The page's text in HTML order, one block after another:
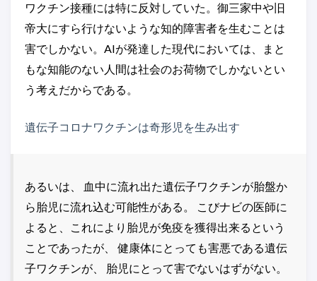
ワクチン接種には特に反対していた。御三家中や旧
帝大にすら行けないような知的障害者を生むことは
害でしかない。AIが発達した現代においては、まと
もな知能のない人間は社会のお荷物でしかないとい
う考えだからである。
遺伝子コロナワクチンは奇形児を生み出す
あるいは、 血中に流れ出た遺伝子ワクチンが胎盤か
ら胎児に流れ込む可能性がある。 こびナビの医師に
よると、これにより胎児が免疫を獲得出来るという
ことであったが、 健康体にとっても害悪である遺伝
子ワクチンが、 胎児にとって害でないはずがない。